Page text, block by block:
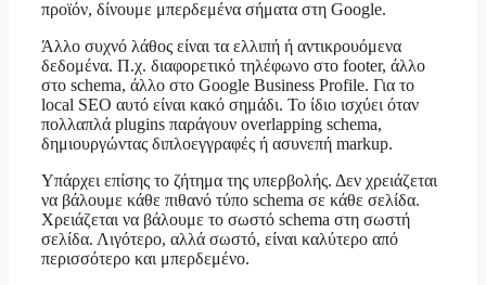
προϊόν, δίνουμε μπερδεμένα σήματα στη Google.
Άλλο συχνό λάθος είναι τα ελλιπή ή αντικρουόμενα
δεδομένα. Π.χ. διαφορετικό τηλέφωνο στο footer, άλλο
στο schema, άλλο στο Google Business Profile. Για το
local SEO αυτό είναι κακό σημάδι. Το ίδιο ισχύει όταν
πολλαπλά plugins παράγουν overlapping schema,
δημιουργώντας διπλοεγγραφές ή ασυνεπή markup.
Υπάρχει επίσης το ζήτημα της υπερβολής. Δεν χρειάζεται
να βάλουμε κάθε πιθανό τύπο schema σε κάθε σελίδα.
Χρειάζεται να βάλουμε το σωστό schema στη σωστή
σελίδα. Λιγότερο, αλλά σωστό, είναι καλύτερο από
περισσότερο και μπερδεμένο.